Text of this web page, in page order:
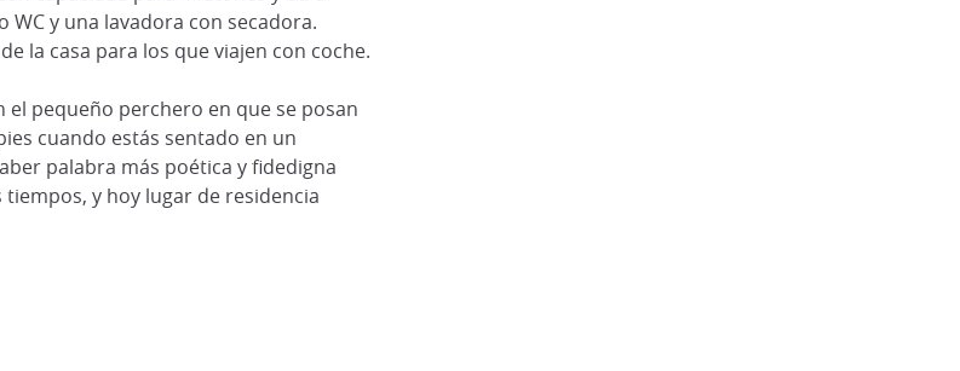
y una lavadora con secadora.
la casa para los que viajen con coche.
pequeño perchero en que se posan
cuando estás sentado en un
palabra más poética y fidedigna
y hoy lugar de residencia